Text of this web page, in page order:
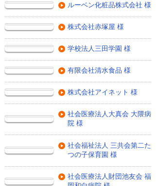
ルーベン化粧品株式会社 様
株式会社赤塚屋 様
学校法人三田学園 様
有限会社清水食品 様
株式会社アイネット 様
社会医療法人大真会 大隈病
院 様
社会福祉法人 三共会第二た
つの子保育園 様
社会医療法人財団池友会 福